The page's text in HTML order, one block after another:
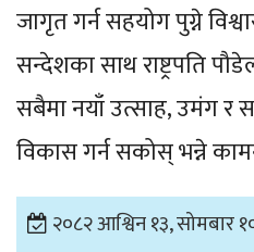
जागृत गर्न सहयोग पुग्ने
सन्देशका साथ राष्ट्रपति
सबैमा नयाँ उत्साह, उमंग र
विकास गर्न सकोस् भन्ने
२०८२ आश्विन १३, सोमबार